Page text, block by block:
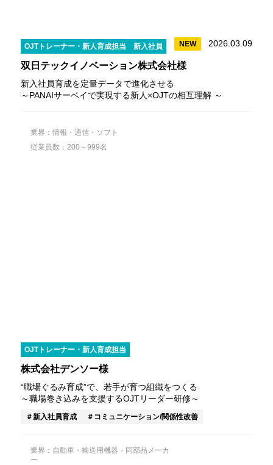
OJTトレーナー・新人育成担当 新入社員 NEW 2026.03.09
双日テックイノベーション株式会社様
新入社員育成を定量データで進化させる
～PANAIサーベイで実現する新人×OJTの相互理解 ～
業界：情報・通信・ソフト
従業員数：200～999名
OJTトレーナー・新人育成担当
株式会社デンソー様
“職場ぐるみ育成”で、若手が育つ組織をつくる
～職場巻き込みを支援するOJTリーダー研修～
新入社員育成 コミュニケーション/関係性改善
業界：自動車・輸送用機器・同部品メーカ
ー